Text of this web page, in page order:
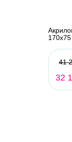
170х75
41
32